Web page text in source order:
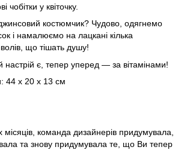
чобітки у квіточку.
костюмчик? Чудово, одягнемо
і намалюємо на лацкані кілька
що тішать душу!
є, тепер уперед — за вітамінами!
44 х 20 х 13 см
місяців, команда дизайнерів придумувала,
та знову придумувала те, що Ви тепер